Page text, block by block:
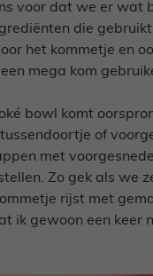
voor dat we er
die
het kommetje en
mega kom
bowl komt
of
met
Zo gek als we
rijst met
ik gewoon een